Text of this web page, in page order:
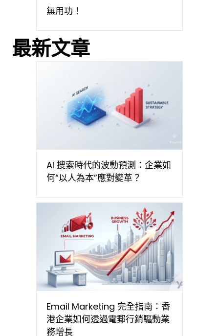
無用功！
最新文章
AI 搜索時代的波動預測：企業如
何“以人為本”應對變革？
Email Marketing 完全指南：香
港企業如何透過電郵行銷驅動業
務增長